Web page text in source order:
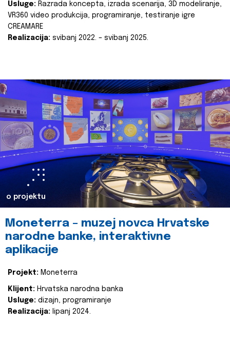
Usluge: Razrada koncepta, izrada scenarija, 3D modeliranje,
VR360 video produkcija, programiranje, testiranje igre
CREAMARE
Realizacija: svibanj 2022. – svibanj 2025.
o projektu
Moneterra – muzej novca Hrvatske
narodne banke, interaktivne
aplikacije
Projekt: Moneterra
Klijent: Hrvatska narodna banka
Usluge: dizajn, programiranje
Realizacija: lipanj 2024.